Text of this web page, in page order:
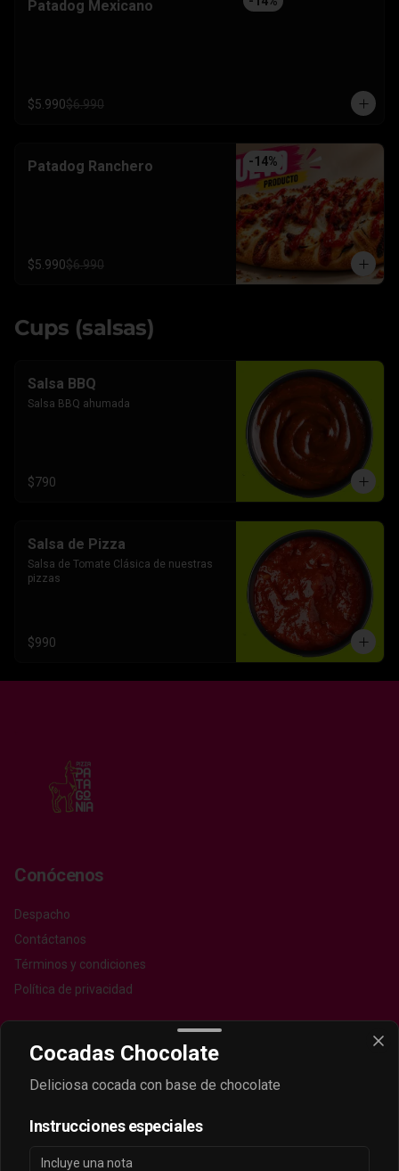
Patadog Mexicano
$5.990$6.990
-14%
Patadog Ranchero
$5.990$6.990
Cups (salsas)
Salsa BBQ
Salsa BBQ ahumada
$790
Salsa de Pizza
Salsa de Tomate Clásica de nuestras
pizzas
$990
Conócenos
Despacho
Contáctanos
Términos y condiciones
Política de privacidad
Facebook
Mi cuenta
Cocadas Chocolate
Deliciosa cocada con base de chocolate
Instrucciones especiales